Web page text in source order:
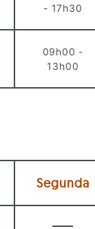
- 17h30
09h00 -
13h00
Segunda